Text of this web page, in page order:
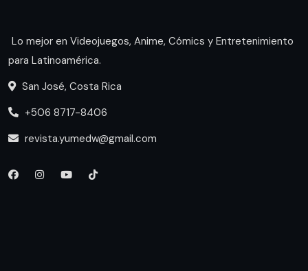
Lo mejor en Videojuegos, Anime, Cómics y Entretenimiento
para Latinoamérica.
San José, Costa Rica
+506 8717-8406
revista.yumedw@gmail.com